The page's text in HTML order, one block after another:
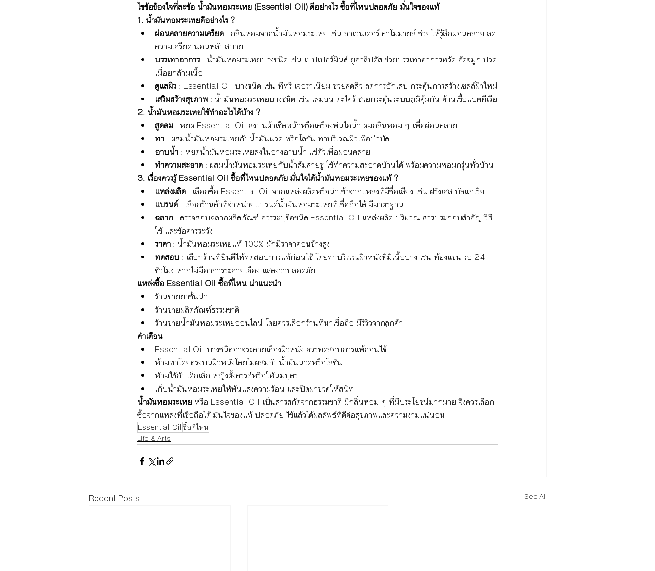
ไขข้อข้องใจที่ละข้อ น้ำมันหอมระเหย (Essential Oil) ดีอย่างไร ซื้อที่ไหนปลอดภัย มั่นใจของแท้
1. น้ำมันหอมระเหยดีอย่างไร ?
ผ่อนคลายความเครียด : กลิ่นหอมจากน้ำมันหอมระเหย เช่น ลาเวนเดอร์ คาโมมายล์ ช่วยให้รู้สึกผ่อนคลาย ลด
ความเครียด นอนหลับสบาย
บรรเทาอาการ : น้ำมันหอมระเหยบางชนิด เช่น เปปเปอร์มินต์ ยูคาลิปตัส ช่วยบรรเทาอาการหวัด คัดจมูก ปวด
เมื่อยกล้ามเนื้อ
ดูแลผิว : Essential Oil บางชนิด เช่น ทีทรี เจอราเนียม ช่วยลดสิว ลดการอักเสบ กระตุ้นการสร้างเซลล์ผิวใหม่
เสริมสร้างสุขภาพ : น้ำมันหอมระเหยบางชนิด เช่น เลมอน ตะไคร้ ช่วยกระตุ้นระบบภูมิคุ้มกัน ต้านเชื้อแบคทีเรีย
2. น้ำมันหอมระเหยใช้ทำอะไรได้บ้าง ?
สูดดม : หยด Essential Oil ลงบนผ้าเช็ดหน้าหรือเครื่องพ่นไอน้ำ ดมกลิ่นหอม ๆ เพื่อผ่อนคลาย
ทา : ผสมน้ำมันหอมระเหยกับน้ำมันนวด หรือโลชั่น ทาบริเวณผิวเพื่อบำบัด
อาบน้ำ : หยดน้ำมันหอมระเหยลงในอ่างอาบน้ำ แช่ตัวเพื่อผ่อนคลาย
ทำความสะอาด : ผสมน้ำมันหอมระเหยกับน้ำส้มสายชู ใช้ทำความสะอาดบ้านได้ พร้อมความหอมกรุ่นทั่วบ้าน
3. เรื่องควรรู้ Essential Oil ซื้อที่ไหนปลอดภัย มั่นใจได้น้ำมันหอมระเหยของแท้ ?
แหล่งผลิต : เลือกซื้อ Essential Oil จากแหล่งผลิตหรือนำเข้าจากแหล่งที่มีชื่อเสียง เช่น ฝรั่งเศส บัลแกเรีย
แบรนด์ : เลือกร้านค้าที่จำหน่ายแบรนด์น้ำมันหอมระเหยที่เชื่อถือได้ มีมาตรฐาน
ฉลาก : ตรวจสอบฉลากผลิตภัณฑ์ ควรระบุชื่อชนิด Essential Oil แหล่งผลิต ปริมาณ สารประกอบสำคัญ วิธี
ใช้ และข้อควรระวัง
ราคา : น้ำมันหอมระเหยแท้ 100% มักมีราคาค่อนข้างสูง
ทดสอบ : เลือกร้านที่ยินดีให้ทดสอบการแพ้ก่อนใช้ โดยทาบริเวณผิวหนังที่มีเนื้อบาง เช่น ท้องแขน รอ 24
ชั่วโมง หากไม่มีอาการระคายเคือง แสดงว่าปลอดภัย
แหล่งซื้อ Essential Oil ซื้อที่ไหน น่าแนะนำ
ร้านขายยาชั้นนำ
ร้านขายผลิตภัณฑ์ธรรมชาติ
ร้านขายน้ำมันหอมระเหยออนไลน์ โดยควรเลือกร้านที่น่าเชื่อถือ มีรีวิวจากลูกค้า
คำเตือน
Essential Oil บางชนิดอาจระคายเคืองผิวหนัง ควรทดสอบการแพ้ก่อนใช้
ห้ามทาโดยตรงบนผิวหนังโดยไม่ผสมกับน้ำมันนวดหรือโลชั่น
ห้ามใช้กับเด็กเล็ก หญิงตั้งครรภ์หรือให้นมบุตร
เก็บน้ำมันหอมระเหยให้พ้นแสงความร้อน และปิดฝาขวดให้สนิท
น้ำมันหอมระเหย หรือ Essential Oil เป็นสารสกัดจากธรรมชาติ มีกลิ่นหอม ๆ ที่มีประโยชน์มากมาย จึงควรเลือก
ซื้อจากแหล่งที่เชื่อถือได้ มั่นใจของแท้ ปลอดภัย ใช้แล้วได้ผลลัพธ์ที่ดีต่อสุขภาพและความงามแน่นอน
Essential Oilซื้อที่ไหน
Life & Arts
Recent Posts See All